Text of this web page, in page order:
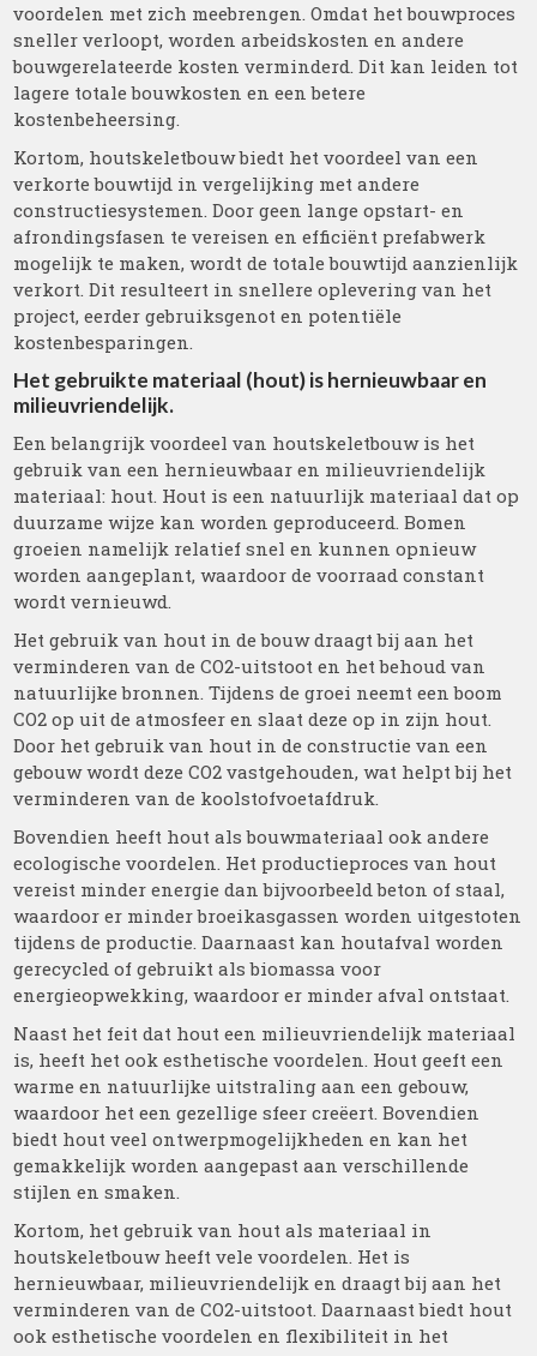
voordelen met zich meebrengen. Omdat het bouwproces
sneller verloopt, worden arbeidskosten en andere
bouwgerelateerde kosten verminderd. Dit kan leiden tot
lagere totale bouwkosten en een betere
kostenbeheersing.
Kortom, houtskeletbouw biedt het voordeel van een
verkorte bouwtijd in vergelijking met andere
constructiesystemen. Door geen lange opstart- en
afrondingsfasen te vereisen en efficiënt prefabwerk
mogelijk te maken, wordt de totale bouwtijd aanzienlijk
verkort. Dit resulteert in snellere oplevering van het
project, eerder gebruiksgenot en potentiële
kostenbesparingen.
Het gebruikte materiaal (hout) is hernieuwbaar en
milieuvriendelijk.
Een belangrijk voordeel van houtskeletbouw is het
gebruik van een hernieuwbaar en milieuvriendelijk
materiaal: hout. Hout is een natuurlijk materiaal dat op
duurzame wijze kan worden geproduceerd. Bomen
groeien namelijk relatief snel en kunnen opnieuw
worden aangeplant, waardoor de voorraad constant
wordt vernieuwd.
Het gebruik van hout in de bouw draagt bij aan het
verminderen van de CO2-uitstoot en het behoud van
natuurlijke bronnen. Tijdens de groei neemt een boom
CO2 op uit de atmosfeer en slaat deze op in zijn hout.
Door het gebruik van hout in de constructie van een
gebouw wordt deze CO2 vastgehouden, wat helpt bij het
verminderen van de koolstofvoetafdruk.
Bovendien heeft hout als bouwmateriaal ook andere
ecologische voordelen. Het productieproces van hout
vereist minder energie dan bijvoorbeeld beton of staal,
waardoor er minder broeikasgassen worden uitgestoten
tijdens de productie. Daarnaast kan houtafval worden
gerecycled of gebruikt als biomassa voor
energieopwekking, waardoor er minder afval ontstaat.
Naast het feit dat hout een milieuvriendelijk materiaal
is, heeft het ook esthetische voordelen. Hout geeft een
warme en natuurlijke uitstraling aan een gebouw,
waardoor het een gezellige sfeer creëert. Bovendien
biedt hout veel ontwerpmogelijkheden en kan het
gemakkelijk worden aangepast aan verschillende
stijlen en smaken.
Kortom, het gebruik van hout als materiaal in
houtskeletbouw heeft vele voordelen. Het is
hernieuwbaar, milieuvriendelijk en draagt bij aan het
verminderen van de CO2-uitstoot. Daarnaast biedt hout
ook esthetische voordelen en flexibiliteit in het